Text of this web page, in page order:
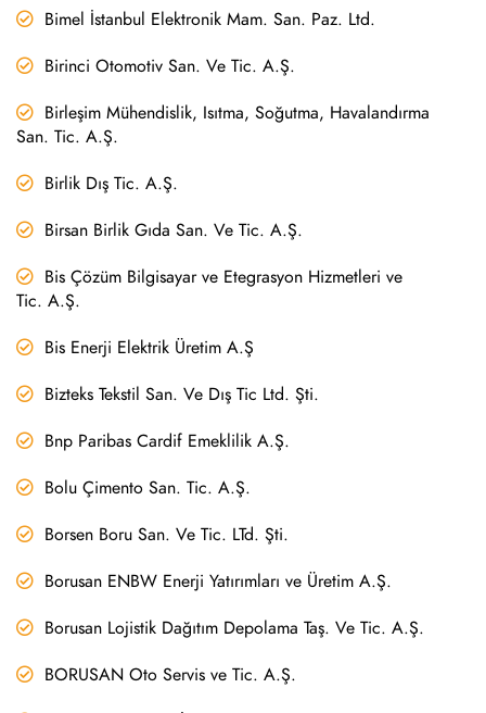
Bimel İstanbul Elektronik Mam. San. Paz. Ltd.
Birinci Otomotiv San. Ve Tic. A.Ş.
Birleşim Mühendislik, Isıtma, Soğutma, Havalandırma
San. Tic. A.Ş.
Birlik Dış Tic. A.Ş.
Birsan Birlik Gıda San. Ve Tic. A.Ş.
Bis Çözüm Bilgisayar ve Etegrasyon Hizmetleri ve
Tic. A.Ş.
Bis Enerji Elektrik Üretim A.Ş
Bizteks Tekstil San. Ve Dış Tic Ltd. Şti.
Bnp Paribas Cardif Emeklilik A.Ş.
Bolu Çimento San. Tic. A.Ş.
Borsen Boru San. Ve Tic. LTd. Şti.
Borusan ENBW Enerji Yatırımları ve Üretim A.Ş.
Borusan Lojistik Dağıtım Depolama Taş. Ve Tic. A.Ş.
BORUSAN Oto Servis ve Tic. A.Ş.